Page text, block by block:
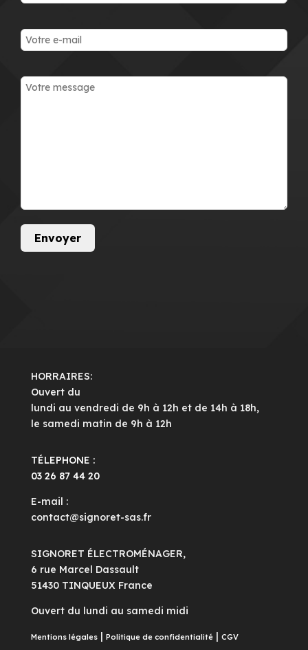
HORRAIRES:
Ouvert du
lundi au vendredi de 9h à 12h et de 14h à 18h,
le samedi matin de 9h à 12h
TÉLEPHONE :
03 26 87 44 20
E-mail :
contact@signoret-sas.fr
SIGNORET ÉLECTROMÉNAGER,
6 rue Marcel Dassault
51430 TINQUEUX France
Ouvert du lundi au samedi midi
Mentions légales| Politique de confidentialité| CGV